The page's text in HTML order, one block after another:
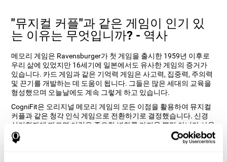
"뮤지컬 커플"과 같은 게임이 인기 있
는 이유는 무엇입니까? - 역사
메모리 게임은 Ravensburger가 첫 게임을 출시한 1959년 이후로
우리 삶에 있었지만 16세기에 일본에서도 유사한 게임의 증거가
있습니다. 카드 게임과 같은 기억력 게임은 사고력, 집중력, 주의력
및 끈기를 개발하는 데 도움이 됩니다. 그들은 많은 세대의 교육을
형성했으며 오늘날에도 계속 그렇게 하고 있습니다.
CogniFit은 오리지널 메모리 게임의 모든 이점을 활용하여 뮤지컬
커플과 같은 청각 인식 게임으로 전환하기로 결정했습니다. 신경
심리학자에 따르면 이것은 중요한 변화를 가져올 뿐만 아니라 사용
자가 귀와 청각과 관련된 인지 능력을 훈련하는 데 도움이 됩니다.